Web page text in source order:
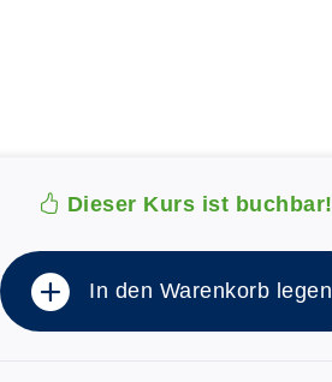
Dieser Kurs ist buchbar!
In den Warenkorb legen